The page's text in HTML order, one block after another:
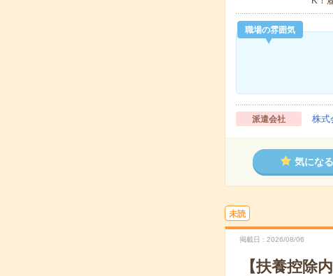
職場の雰囲気
派遣会社 株式
気になる
未読
掲載日 2026/08/06
【扶養控除